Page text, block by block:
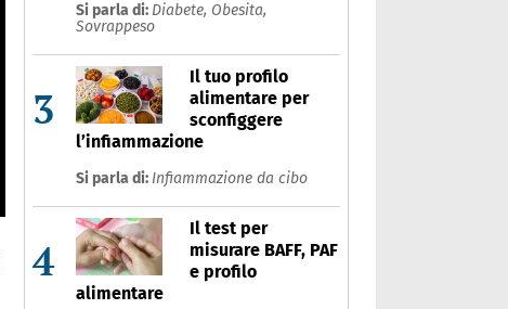
Si parla di: Diabete, Obesita,
Sovrappeso
3
Il tuo profilo
alimentare per
sconfiggere
l’infiammazione
Si parla di: Infiammazione da cibo
4
Il test per
misurare BAFF, PAF
e profilo
alimentare